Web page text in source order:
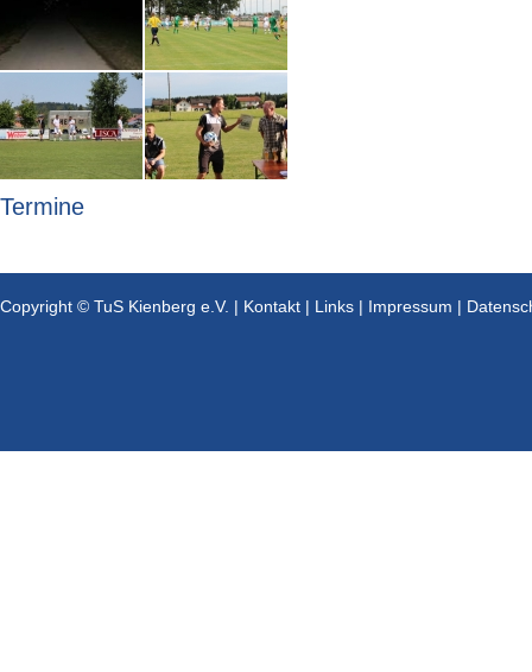
Termine
Copyright © TuS Kienberg e.V. | Kontakt | Links | Impressum |